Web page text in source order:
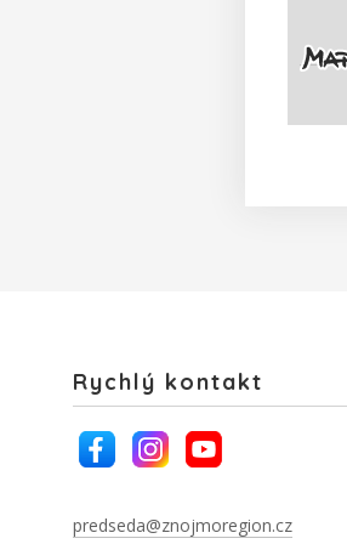
Rychlý kontakt
predseda@znojmoregion.cz